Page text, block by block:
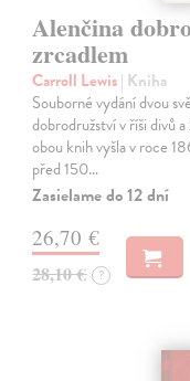
Alenčina
zrcadlem
Carroll Lewis| Kniha
Souborné vydání dvou
dobrodružství v říši divů
obou knih vyšla v roce
před 150…
Zasielame do 12 dní
26,70 €
28,10 € ?